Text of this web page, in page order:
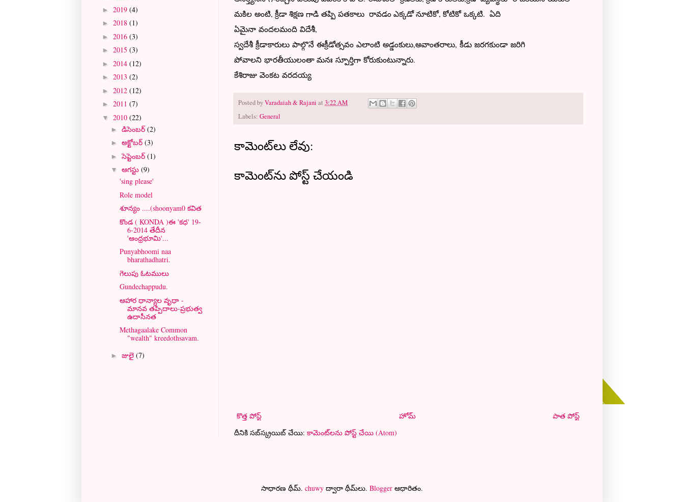
మకిల అంటి, క్రీడా శిక్షణ గాడి తప్పి పతకాలు రావడం ఎక్కడో నూటికో, కోటికో ఒక్కటి. ఏది
ఏమైనా వందలమంది విదేశీ,
స్వదేశీ క్రీడాకారులు పాల్గొనే ఈక్రీడోత్సవం ఎలాంటి అడ్డంకులు,అవాంతరాలు, కీడు జరగకుండా జరిగి
పోవాలని భారతీయులంతా మనః స్పూర్తిగా కోరుకుంటున్నారు.
కేశిరాజు వెంకట వరదయ్య
Posted byVaradaiah & Rajani at 3:22 AM
Labels: General
కామెంట్‌లు లేవు:
కామెంట్‌ను పోస్ట్ చేయండి
కొత్త పోస్ట్ పాత పోస్ట్
హోమ్
దీనికి సబ్‌స్క్రయిబ్ చేయి: కామెంట్‌లను పోస్ట్ చేయి (Atom)
► 2019 (4)
► 2018 (1)
► 2016 (3)
► 2015 (3)
► 2014 (12)
► 2013 (2)
► 2012 (12)
► 2011 (7)
▼ 2010 (22)
► డిసెంబర్(2)
► అక్టోబర్(3)
►సెప్టెంబర్(1)
▼ ఆగస్టు (9)
'sing please'
Role model
శూన్యం ....(shoonyam0 కవిత
కొండ ( KONDA )ఈ 'కధ' 19-
6-2014 తేదీన
'ఆంధ్రభూమి'...
Punyabhoomi naa
bharathadhatri.
గెలుపు ఓటములు
Gundechappudu.
ఆహార ధాన్యాల వృధా -
మానవ తప్పిదాలు-ప్రభుత్వ
ఉదాసీనత
Methagaalake Common
"wealth" kreedothsavam.
► జులై (7)
సాధారణ థీమ్. chuwy ద్వారా థీమ్‌లు. Blogger ఆధారితం.